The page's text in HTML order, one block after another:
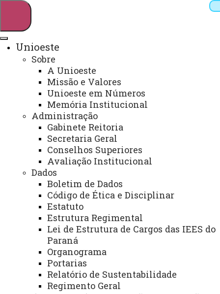
Webmail Sistemas
Telefones
Arquivo Virtual
Campus
Unioeste
Sobre
A Unioeste
Missão e Valores
Unioeste em Números
Memória Institucional
Administração
Gabinete Reitoria
Secretaria Geral
Conselhos Superiores
Avaliação Institucional
Dados
Boletim de Dados
Código de Ética e Disciplinar
Estatuto
Estrutura Regimental
Lei de Estrutura de Cargos das IEES do
Paraná
Organograma
Portarias
Relatório de Sustentabilidade
Regimento Geral
Cursos de Graduação por
Campus
CURSOS DE GRADUAÇÃO OFERTADOS PELA
UNIOESTE.
ATUALIZAÇÃO MAIS RECENTE: 02 DE JUNHO DE